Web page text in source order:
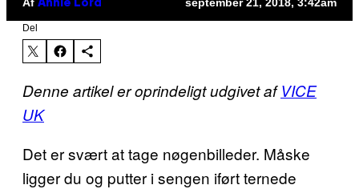
Annie Lord september 21, 2018, 3:42am
Del
Denne artikel er oprindeligt udgivet afVICE
UK
Det er svært at tage nøgenbilleder. Måske
ligger du og putter i sengen iført ternede